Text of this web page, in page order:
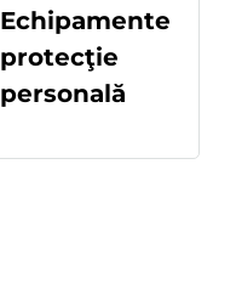
Echipamente
protecţie
personală